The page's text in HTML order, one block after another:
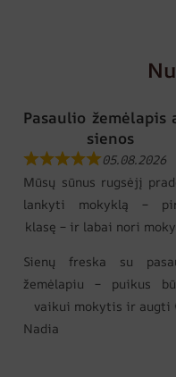
Pasaulio žemėlapis
sienos
05.08.2026
Mūsų sūnus rugsėjį
lankyti mokyklą –
klasę – ir labai nori
Sienų freska su
žemėlapiu – puikus
vaikui mokytis ir augti
Nadia